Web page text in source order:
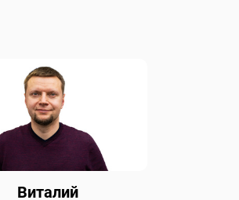
Виталий